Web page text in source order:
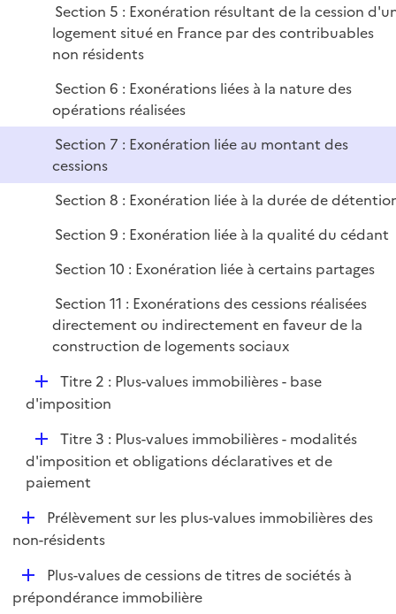
Section 5 : Exonération résultant de la cession
logement situé en France par des contribuables
non résidents
Section 6 : Exonérations liées à la nature des
opérations réalisées
Section 7 : Exonération liée au montant des
cessions
Section 8 : Exonération liée à la durée de
Section 9 : Exonération liée à la qualité du cédant
Section 10 : Exonération liée à certains partages
Section 11 : Exonérations des cessions réalisées
directement ou indirectement en faveur de la
construction de logements sociaux
D
é
i
e
r
Titre 2 : Plus-values immobilières - base
d'imposition
D
é
p
i
e
r
Titre 3 : Plus-values immobilières - modalités
d'imposition et obligations déclaratives et de
paiement
D
é
i
Prélèvement sur les plus-values immobilières des
non-résidents
D
é
Plus-values de cessions de titres de sociétés à
prépondérance immobilière